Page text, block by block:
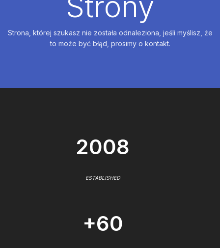
Strona, której szukasz nie została odnaleziona, jeśli myślisz, że
to może być błąd, prosimy o kontakt.
2008
ESTABLISHED
+60